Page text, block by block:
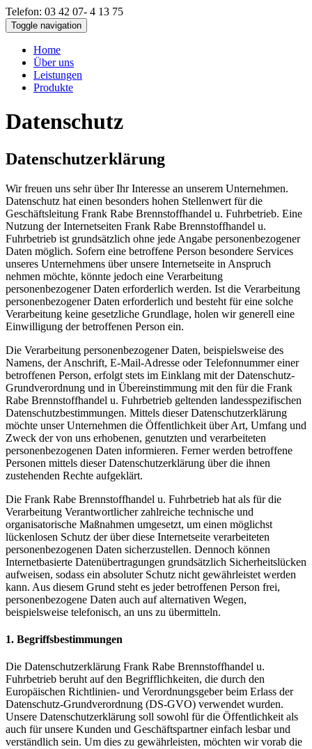
Telefon: 03 42 07- 4 13 75
Toggle navigation
Home
Über uns
Leistungen
Produkte
Datenschutz
Datenschutzerklärung
Wir freuen uns sehr über Ihr Interesse an unserem Unternehmen.
Datenschutz hat einen besonders hohen Stellenwert für die
Geschäftsleitung Frank Rabe Brennstoffhandel u. Fuhrbetrieb. Eine
Nutzung der Internetseiten Frank Rabe Brennstoffhandel u.
Fuhrbetrieb ist grundsätzlich ohne jede Angabe personenbezogener
Daten möglich. Sofern eine betroffene Person besondere Services
unseres Unternehmens über unsere Internetseite in Anspruch
nehmen möchte, könnte jedoch eine Verarbeitung
personenbezogener Daten erforderlich werden. Ist die Verarbeitung
personenbezogener Daten erforderlich und besteht für eine solche
Verarbeitung keine gesetzliche Grundlage, holen wir generell eine
Einwilligung der betroffenen Person ein.
Die Verarbeitung personenbezogener Daten, beispielsweise des
Namens, der Anschrift, E-Mail-Adresse oder Telefonnummer einer
betroffenen Person, erfolgt stets im Einklang mit der Datenschutz-
Grundverordnung und in Übereinstimmung mit den für die Frank
Rabe Brennstoffhandel u. Fuhrbetrieb geltenden landesspezifischen
Datenschutzbestimmungen. Mittels dieser Datenschutzerklärung
möchte unser Unternehmen die Öffentlichkeit über Art, Umfang und
Zweck der von uns erhobenen, genutzten und verarbeiteten
personenbezogenen Daten informieren. Ferner werden betroffene
Personen mittels dieser Datenschutzerklärung über die ihnen
zustehenden Rechte aufgeklärt.
Die Frank Rabe Brennstoffhandel u. Fuhrbetrieb hat als für die
Verarbeitung Verantwortlicher zahlreiche technische und
organisatorische Maßnahmen umgesetzt, um einen möglichst
lückenlosen Schutz der über diese Internetseite verarbeiteten
personenbezogenen Daten sicherzustellen. Dennoch können
Internetbasierte Datenübertragungen grundsätzlich Sicherheitslücken
aufweisen, sodass ein absoluter Schutz nicht gewährleistet werden
kann. Aus diesem Grund steht es jeder betroffenen Person frei,
personenbezogene Daten auch auf alternativen Wegen,
beispielsweise telefonisch, an uns zu übermitteln.
1. Begriffsbestimmungen
Die Datenschutzerklärung Frank Rabe Brennstoffhandel u.
Fuhrbetrieb beruht auf den Begrifflichkeiten, die durch den
Europäischen Richtlinien- und Verordnungsgeber beim Erlass der
Datenschutz-Grundverordnung (DS-GVO) verwendet wurden.
Unsere Datenschutzerklärung soll sowohl für die Öffentlichkeit als
auch für unsere Kunden und Geschäftspartner einfach lesbar und
verständlich sein. Um dies zu gewährleisten, möchten wir vorab die